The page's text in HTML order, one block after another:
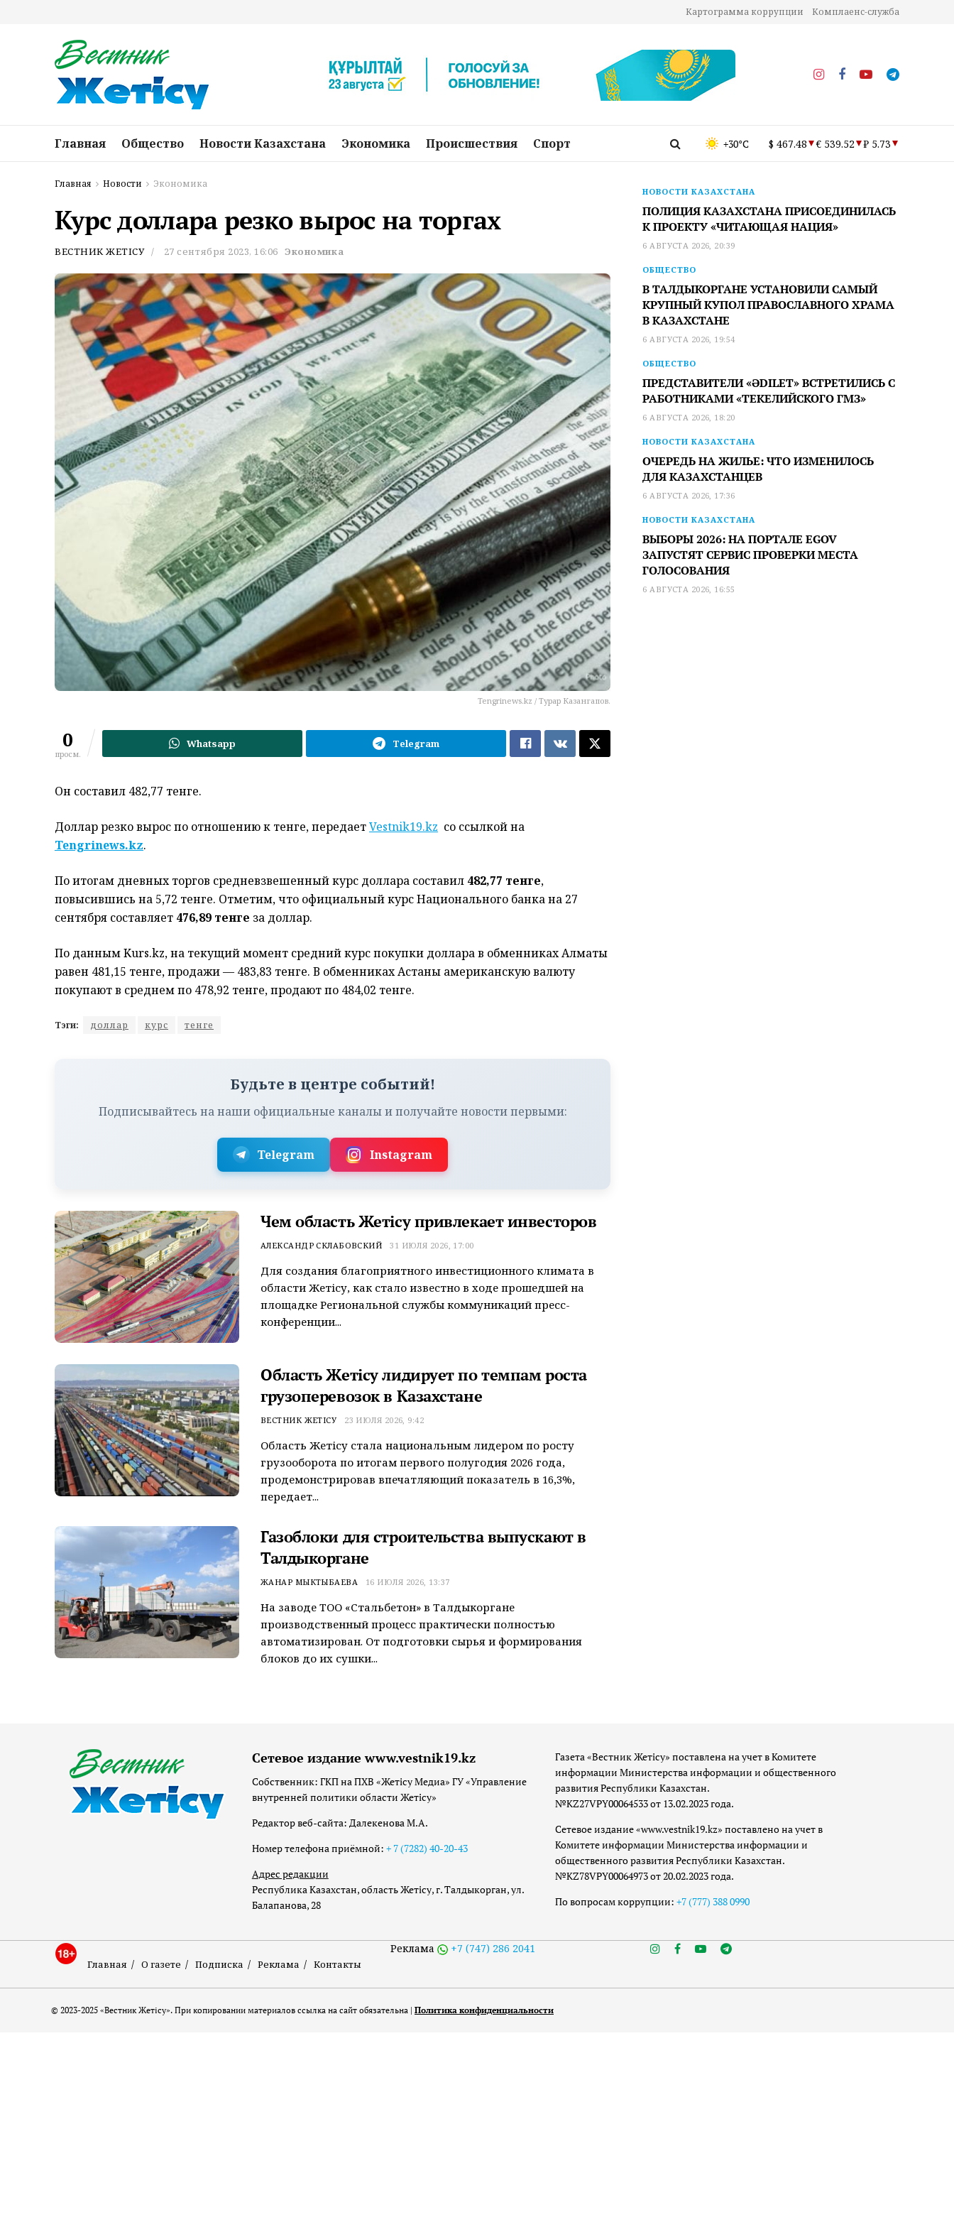
Картограмма коррупции Комплаенс-служба
Главная Общество Новости Казахстана Экономика Происшествия Спорт +30°C $ 467.48 € 539.52 ₽ 5.73
Главная Новости Экономика
Курс доллара резко вырос на торгах
ВЕСТНИК ЖЕТІСУ 27 сентября 2023, 16:06 Экономика
Tengrinews.kz / Турар Казангапов.
0
просм.
Whatsapp Telegram
Он составил 482,77 тенге.
Доллар резко вырос по отношению к тенге, передаетVestnik19.kz со ссылкой на
Tengrinews.kz.
По итогам дневных торгов средневзвешенный курс доллара составил 482,77 тенге,
повысившись на 5,72 тенге. Отметим, что официальный курс Национального банка на 27
сентября составляет 476,89 тенге за доллар.
По данным Kurs.kz, на текущий момент средний курс покупки доллара в обменниках Алматы
равен 481,15 тенге, продажи — 483,83 тенге. В обменниках Астаны американскую валюту
покупают в среднем по 478,92 тенге, продают по 484,02 тенге.
Тэги: доллар курс тенге
Будьте в центре событий!
Подписывайтесь на наши официальные каналы и получайте новости первыми:
Telegram Instagram
Чем область Жетісу привлекает инвесторов
АЛЕКСАНДР СКЛАБОВСКИЙ 31 ИЮЛЯ 2026, 17:00
Для создания благоприятного инвестиционного климата в
области Жетісу, как стало известно в ходе прошедшей на
площадке Региональной службы коммуникаций пресс-
конференции...
Область Жетісу лидирует по темпам роста
грузоперевозок в Казахстане
ВЕСТНИК ЖЕТІСУ 23 ИЮЛЯ 2026, 9:42
Область Жетісу стала национальным лидером по росту
грузооборота по итогам первого полугодия 2026 года,
продемонстрировав впечатляющий показатель в 16,3%,
передает...
Газоблоки для строительства выпускают в
Талдыкоргане
ЖАНАР МЫКТЫБАЕВА 16 ИЮЛЯ 2026, 13:37
На заводе ТОО «Стальбетон» в Талдыкоргане
производственный процесс практически полностью
автоматизирован. От подготовки сырья и формирования
блоков до их сушки...
НОВОСТИ КАЗАХСТАНА
ПОЛИЦИЯ КАЗАХСТАНА ПРИСОЕДИНИЛАСЬ
К ПРОЕКТУ «ЧИТАЮЩАЯ НАЦИЯ»
6 АВГУСТА 2026, 20:39
ОБЩЕСТВО
В ТАЛДЫКОРГАНЕ УСТАНОВИЛИ САМЫЙ
КРУПНЫЙ КУПОЛ ПРАВОСЛАВНОГО ХРАМА
В КАЗАХСТАНЕ
6 АВГУСТА 2026, 19:54
ОБЩЕСТВО
ПРЕДСТАВИТЕЛИ «ӘDILET» ВСТРЕТИЛИСЬ С
РАБОТНИКАМИ «ТЕКЕЛИЙСКОГО ГМЗ»
6 АВГУСТА 2026, 18:20
НОВОСТИ КАЗАХСТАНА
ОЧЕРЕДЬ НА ЖИЛЬЕ: ЧТО ИЗМЕНИЛОСЬ
ДЛЯ КАЗАХСТАНЦЕВ
6 АВГУСТА 2026, 17:36
НОВОСТИ КАЗАХСТАНА
ВЫБОРЫ 2026: НА ПОРТАЛЕ EGOV
ЗАПУСТЯТ СЕРВИС ПРОВЕРКИ МЕСТА
ГОЛОСОВАНИЯ
6 АВГУСТА 2026, 16:55
Сетевое издание www.vestnik19.kz
Собственник: ГКП на ПХВ «Жетісу Медиа» ГУ «Управление
внутренней политики области Жетісу»
Редактор веб-сайта: Далекенова М.А.
Номер телефона приёмной: + 7 (7282) 40-20-43
Адрес редакции
Республика Казахстан, область Жетісу, г. Талдыкорган, ул.
Балапанова, 28
Газета «Вестник Жетісу» поставлена на учет в Комитете
информации Министерства информации и общественного
развития Республики Казахстан.
№KZ27VPY00064533 от 13.02.2023 года.
Сетевое издание «www.vestnik19.kz» поставлено на учет в
Комитете информации Министерства информации и
общественного развития Республики Казахстан.
№KZ78VPY00064973 от 20.02.2023 года.
По вопросам коррупции: +7 (777) 388 0990
Главная О газете Подписка Реклама Контакты
Реклама +7 (747) 286 2041
© 2023-2025 «Вестник Жетісу». При копировании материалов ссылка на сайт обязательна | Политика конфиденциальности